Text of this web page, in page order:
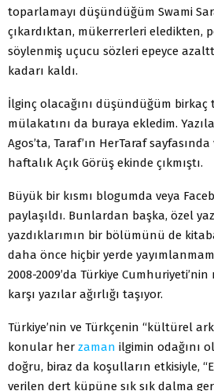
toparlamayı düşündüğüm Swami
çıkardıktan, mükerrerleri eledikten,
söylenmiş uçucu sözleri epeyce
kadarı kaldı.
İlginç olacağını düşündüğüm birkaç
mülakatını da buraya ekledim.
Agos’ta, Taraf’ın HerTaraf
haftalık Açık Görüş ekinde çıkmıştı.
Büyük bir kısmı blogumda veya
paylaşıldı. Bunlardan başka, özel
yazdıklarımın bir bölümünü de
daha önce hiçbir yerde
2008-2009’da Türkiye
karşı yazılar ağırlığı taşıyor.
Türkiye’nin ve Türkçenin “kültürel
konular her zaman ilgimin odağını
doğru, biraz da koşulların etkisiyle,
verilen dert küpüne sık sık dalma